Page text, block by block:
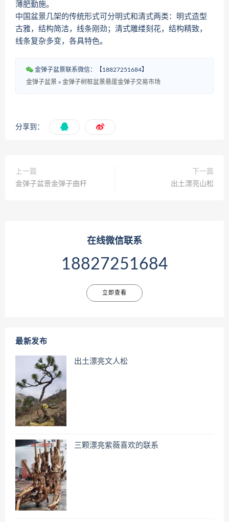
薄肥勤施。
中国盆景几架的传统形式可分明式和清式两类：明式造型
古雅，结构简洁，线条刚劲；清式雕缕刻花，结构精致，
线条复杂多变，各具特色。
金弹子盆景联系微信：【18827251684】
金弹子盆景 » 金弹子树桩盆景悬崖金弹子交易市场
分享到：
上一篇
金弹子盆景金弹子曲杆
下一篇
出土漂亮山松
在线微信联系
18827251684
立即查看
最新发布
出土漂亮文人松
三颗漂亮紫薇喜欢的联系